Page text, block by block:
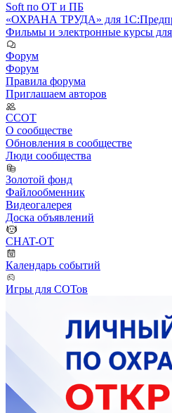
Soft по ОТ и ПБ
«ОХРАНА ТРУДА» для
Фильмы и электронные курсы
Форум
Форум
Правила форума
Приглашаем авторов
ССОТ
О сообществе
Обновления в сообществе
Люди сообщества
Золотой фонд
Файлообменник
Видеогалерея
Доска объявлений
CHAT-OT
Календарь событий
Игры для СОТов